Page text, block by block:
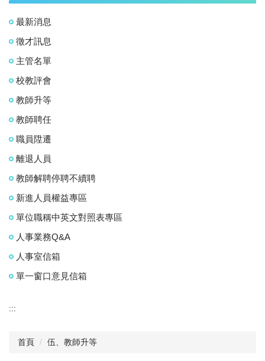
最新消息
徵才訊息
主管名單
校教評會
教師升等
教師聘任
職員陞遷
離退人員
教師解聘停聘不續聘
新進人員權益專區
單位職稱中英文對照表專區
人事業務Q&A
人事室信箱
單一窗口意見信箱
:::
首頁 伍、教師升等